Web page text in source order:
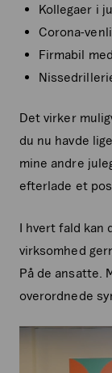
Kollegaer i
Corona-
Firmabil
Det virker
du nu havde
mine andre
efterlade et
I hvert fald kan
virksomhed
På de ansatte.
overordnede